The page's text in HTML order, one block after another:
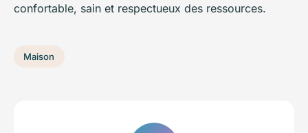
confortable, sain et respectueux des ressources.
Maison